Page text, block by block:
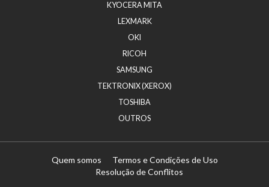
KYOCERA MITA
LEXMARK
OKI
RICOH
SAMSUNG
TEKTRONIX (XEROX)
TOSHIBA
OUTROS
Quem somos
Termos e Condições de Uso
Resolução de Conflitos